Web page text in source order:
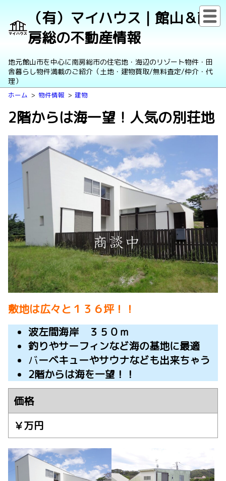
（有）マイハウス｜館山＆南
房総の不動産情報
地元館山市を中心に南房総市の住宅地・海辺のリゾート物件・田
舎暮らし物件満載のご紹介（土地・建物買取/無料査定/仲介・代
理）
ホーム 物件情報 建物
2階からは海一望！人気の別荘地
敷地は広々と１３６坪！！
波左間海岸 ３５０ｍ
釣りやサーフィンなど海の基地に最適
バーベキューやサウナなども出来ちゃう
2階からは海を一望！！
価格
￥万円